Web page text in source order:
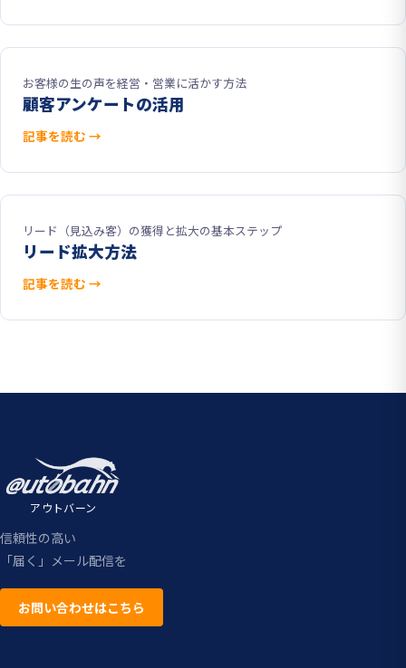
お客様の生の声を経営・営業に活かす方法
顧客アンケートの活用
記事を読む →
リード（見込み客）の獲得と拡大の基本ステップ
リード拡大方法
記事を読む →
アウトバーン
信頼性の高い
「届く」メール配信を
お問い合わせはこちら